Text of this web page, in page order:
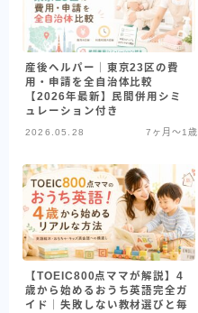
産後ヘルパー｜東京23区の費
用・申請を全自治体比較
【2026年最新】民間併用シミ
ュレーション付き
2026.05.28 7ヶ月〜1歳
【TOEIC800点ママが解説】4
歳から始めるおうち英語完全ガ
イド｜失敗しない教材選びと毎